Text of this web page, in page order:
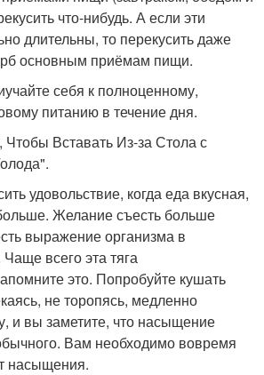
что-нибудь. А если эти
длительны, то перекусить даже
основным приёмам пищи.
себя к полноценному,
питанию в течение дня.
Вставать Из-за Стола с
удовольствие, когда еда вкусная,
Желание съесть больше
выражение организма в
всего эта тяга
это. Попробуйте кушать
не торопясь, медленно
и вы заметите, что насыщение
Вам необходимо вовремя
насыщения.